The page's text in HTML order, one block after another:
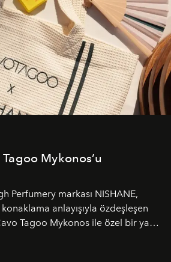
Mykonos’u
Perfumery markası NISHANE,
anlayışıyla özdeşleşen
Tagoo Mykonos ile özel bir yaz